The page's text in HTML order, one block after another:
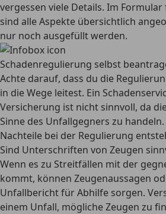
vergessen viele Details. Im
sind alle Aspekte übersichtlich
nur noch ausgefüllt werden.
Schadenregulierung selbst
Achte darauf, dass du die
in die Wege leitest. Ein
Versicherung ist nicht sinnvoll, da
Sinne des Unfallgegners zu
Nachteile bei der Regulierung
Sind Unterschriften von Zeugen
Wenn es zu Streitfällen mit der
kommt, können Zeugenaussagen
Unfallbericht für Abhilfe sorgen.
einem Unfall, mögliche Zeugen zu